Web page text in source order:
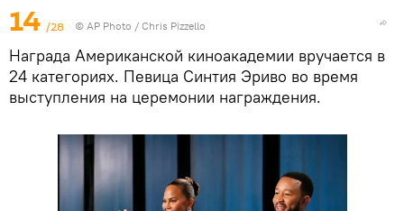
14 /28 © AP Photo / Chris Pizzello
Награда Американской киноакадемии вручается в
24 категориях. Певица Синтия Эриво во время
выступления на церемонии награждения.